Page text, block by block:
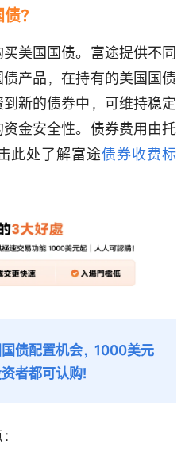
？
美国国债。富途提供不同
产品，在持有的美国国债
新的债券中，可维持稳定
金安全性。债券费用由托
此处了解富途债券收费标
债配置机会，1000美元
者都可认购!